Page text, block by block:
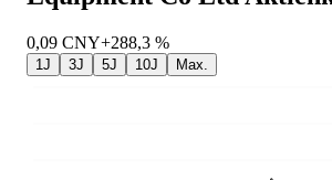
0,09 CNY+288,3 %
1J 3J 5J 10J Max.